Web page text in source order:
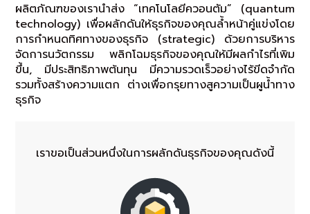
ผลิตภัณฑของเรานําส่ง “เทคโนโลยีควอนตัม” (quantum
technology) เพื่อผลักดันให้ธุรกิจของคุณล้ำหน้าคู่แข่งโดย
การกำหนดทิศทางของธุรกิจ (strategic) ด้วยการบริหาร
จัดการนวัตกรรม พลิกโฉมธุรกิจของคุณให้มีผลกำไรที่เพิม
ขึ้น, มีประสิทธิภาพต้นทุน มีความรวดเร็วอย่างไร้ขีดจำกัด
รวมทั้งสร้างความแตก ต่างเพื่อกรุยทางสูความเป็นผูน้ำทาง
ธุรกิจ
เราขอเป็นส่วนหนึ่งในการผลักดันธุรกิจของคุณดังนี้